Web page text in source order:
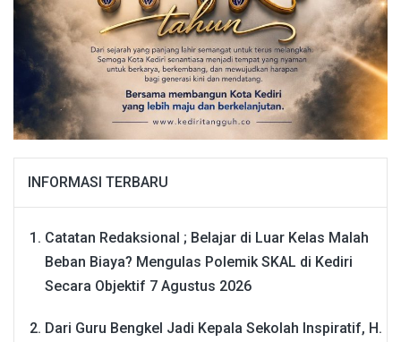
INFORMASI TERBARU
Catatan Redaksional ; Belajar di Luar Kelas Malah
Beban Biaya? Mengulas Polemik SKAL di Kediri
Secara Objektif 7 Agustus 2026
Dari Guru Bengkel Jadi Kepala Sekolah Inspiratif, H.